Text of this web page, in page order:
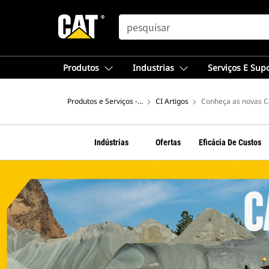
SEARCH
Produtos Industrias Serviços E
Produtos e Serviços - América do Sul
CI Artigos Conheça as novas
Indústrias Ofertas Eficácia De Custos